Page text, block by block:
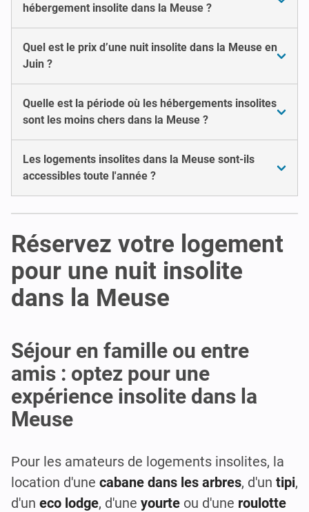
hébergement insolite dans la Meuse ?
Quel est le prix d’une nuit insolite dans la Meuse en
Juin ?
Quelle est la période où les hébergements insolites
sont les moins chers dans la Meuse ?
Les logements insolites dans la Meuse sont-ils
accessibles toute l'année ?
Réservez votre logement
pour une nuit insolite
dans la Meuse
Séjour en famille ou entre
amis : optez pour une
expérience insolite dans la
Meuse
Pour les amateurs de logements insolites, la
location d'une cabane dans les arbres, d'un tipi,
d'un eco lodge, d'une yourte ou d'une roulotte